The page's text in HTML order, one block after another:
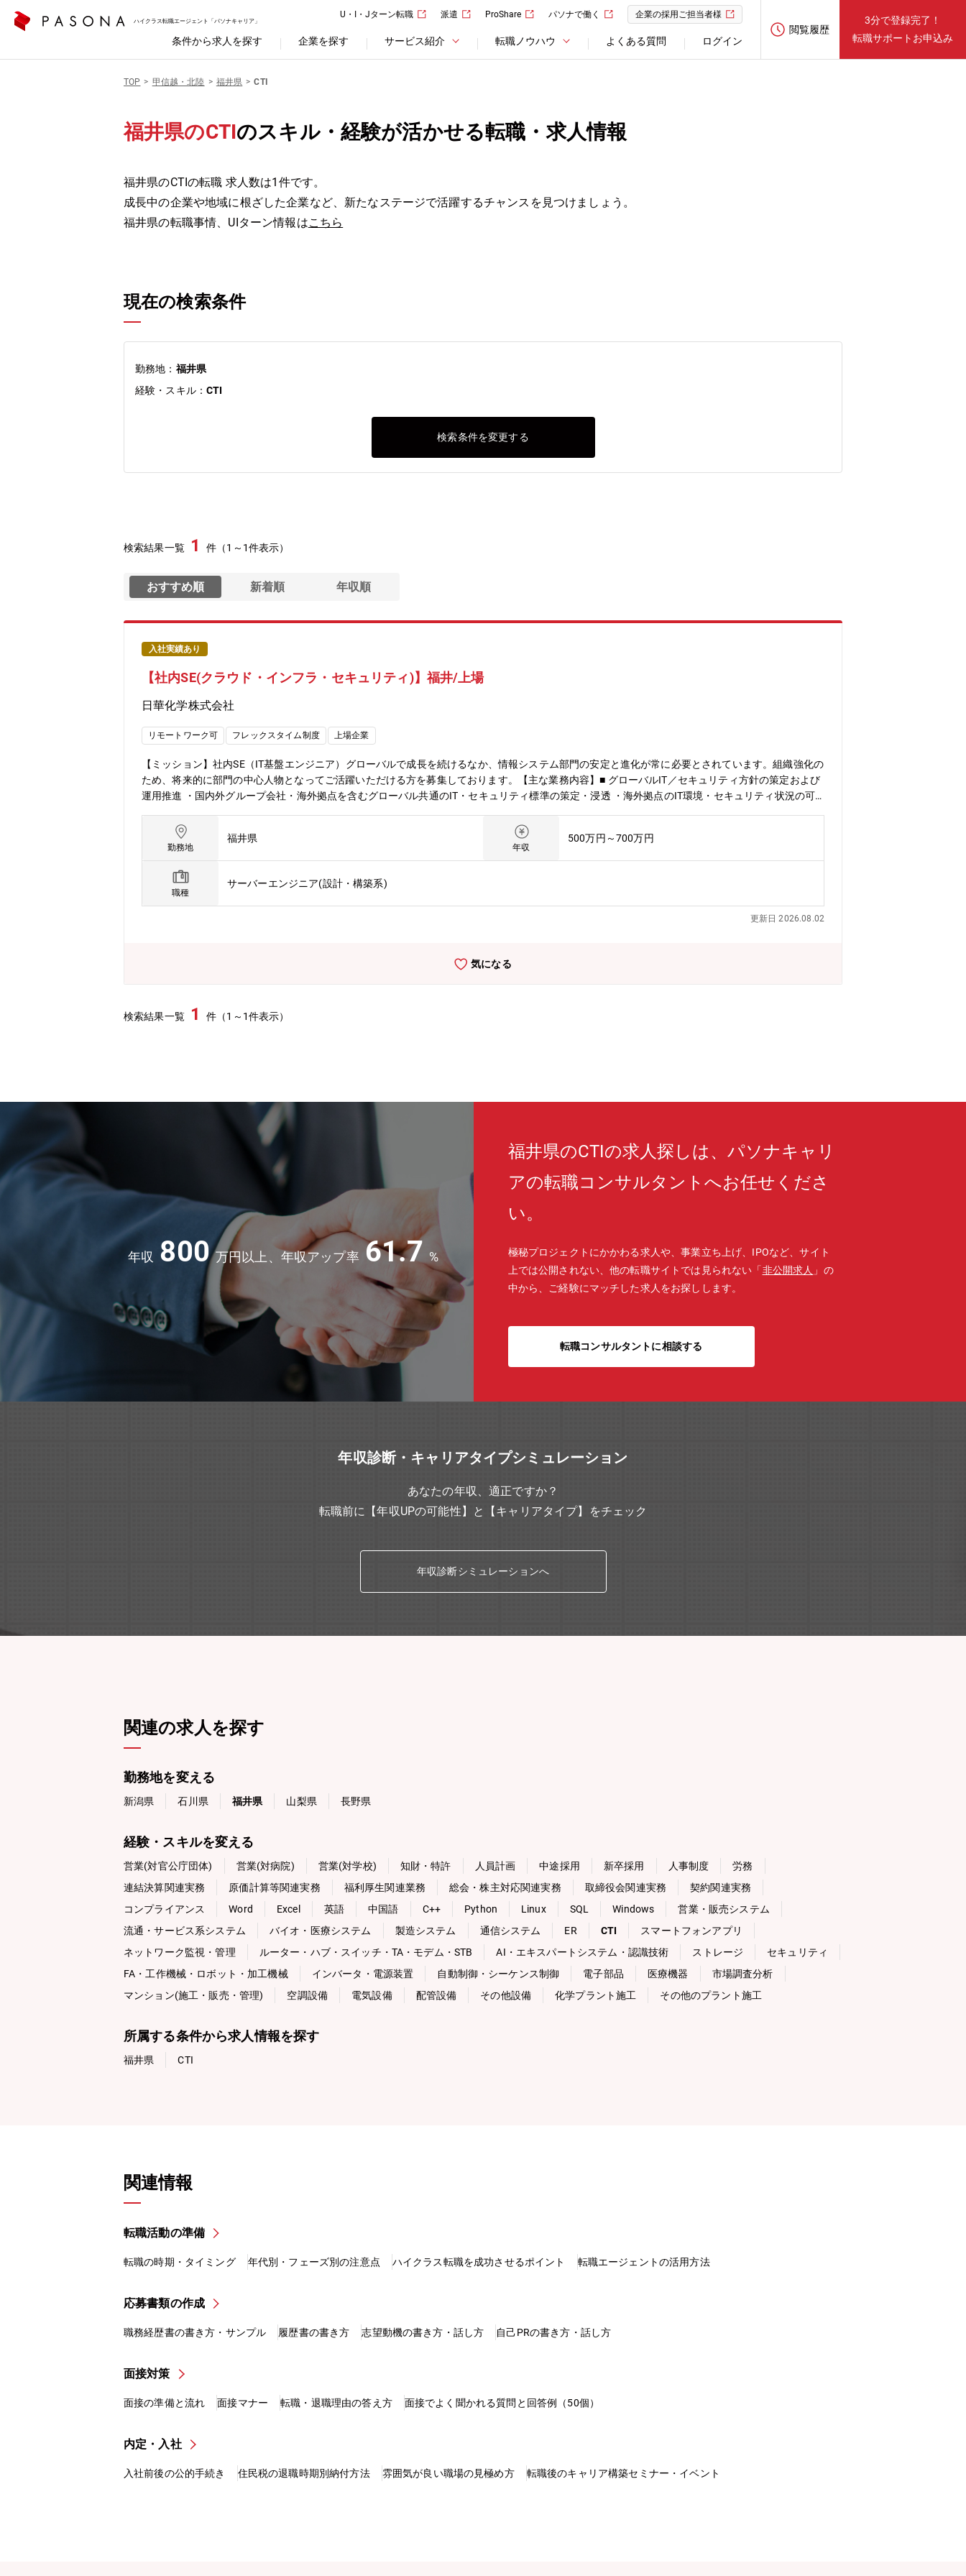
ハイクラス転職エージェント「パソナキャリア」
U・I・Jターン転職 派遣 ProShare パソナで働く 企業の採用ご担当者様
条件から求人を探す 企業を探す サービス紹介 転職ノウハウ よくある質問 ログイン
閲覧履歴
3分で登録完了！
転職サポートお申込み
TOP 甲信越・北陸 福井県 CTI
福井県のCTIのスキル・経験が活かせる転職・求人情報
福井県のCTIの転職 求人数は1件です。
成長中の企業や地域に根ざした企業など、新たなステージで活躍するチャンスを見つけましょう。
福井県の転職事情、UIターン情報はこちら
現在の検索条件
勤務地： 福井県
経験・スキル：CTI
検索条件を変更する
検索結果一覧 1 件（1～1件表示）
おすすめ順 新着順 年収順
入社実績あり
【社内SE(クラウド・インフラ・セキュリティ)】福井/上場
日華化学株式会社
リモートワーク可 フレックスタイム制度 上場企業
【ミッション】社内SE（IT基盤エンジニア）グローバルで成長を続けるなか、情報システム部門の安定と進化が常に必要とされています。組織強化の
ため、将来的に部門の中心人物となってご活躍いただける方を募集しております。【主な業務内容】■ グローバルIT／セキュリティ方針の策定および
運用推進 ・国内外グループ会社・海外拠点を含むグローバル共通のIT・セキュリティ標準の策定・浸透 ・海外拠点のIT環境・セキュリティ状況の可
者・国内外ベンダーとの折衝、グローバルプロジェクトの推進 ■ クラウド／インフラの設計・構築・運用 ・AWS／Azureを中心としたクラウドインフ
ラの設計・構築・運用 ・社内システム基盤（オンプレ／クラウドハイブリッド環境）の安定運用と最適化 ・ネットワークおよびID管理（Entra ID等）
の設計・運用 ・基幹システム・業務システムのインフラ移行・モダナイゼーション ■ 情報セキュリティ全般の企画・実装・運用 ・全社・グローバル
のセキュリティポリシー・ガイドラインの策定・運用 ・エンドポイント（EDR／XDR）、メール、ネットワーク等のセキュリティ製品の導入・運用
・ゼロトラストアーキテクチャの設計・推進 ・SIEM／SOCを活用したログ監視・脅威検知、CSIRTによるインシデント対応体制の構築・運用（グロ
ーバル拠点含む） ・脆弱性管理、ペネトレーションテスト、セキュリティ監査対応 ・ID／アクセス管理（IAM、特権ID管理、多要素認証）の運用高
度化 ・工場・OT／IoT環境のセキュリティ対策 ・サプライチェーンセキュリティ、委託先・関係会社のセキュリティ統制 ・従業員向けセキュリティ
本部 情報戦略部【企業・魅力について】★EHD集中戦略で未来を創造（化学品事業）同社は環境（Environment）、健康（Health）、デジタル（Dig
じ、革新的な製品とサービスの提供を目指しています。★ヘアケア分野で国内外に拡大する化粧品事業同社は化粧品事業は、ヘアケア剤を中心に成長
勤務地
福井県
年収
500万円～700万円
職種
サーバーエンジニア(設計・構築系)
更新日 2026.08.02
気になる
検索結果一覧 1 件（1～1件表示）
年収 800 万円以上、年収アップ率 61.7 %
福井県のCTIの求人探しは、パソナキャリ
アの転職コンサルタントへお任せくださ
い。
極秘プロジェクトにかかわる求人や、事業立ち上げ、IPOなど、サイト
上では公開されない、他の転職サイトでは見られない「非公開求人 」の
中から、ご経験にマッチした求人をお探しします。
転職コンサルタントに相談する
年収診断・キャリアタイプシミュレーション
あなたの年収、適正ですか？
転職前に【年収UPの可能性】と【キャリアタイプ】をチェック
年収診断シミュレーションへ
関連の求人を探す
勤務地を変える
新潟県 石川県 福井県 山梨県 長野県
経験・スキルを変える
営業(対官公庁団体) 営業(対病院) 営業(対学校) 知財・特許 人員計画 中途採用 新卒採用 人事制度
労務
連結決算関連実務
原価計算等関連実務 福利厚生関連業務 総会・株主対応関連実務 取締役会関連実務
契約関連実務
コンプライアンス
Word Excel 英語 中国語 C++ Python Linux SQL Windows
営業・販売システム
流通・サービス系システム
バイオ・医療システム 製造システム 通信システム ER CTI
スマートフォンアプリ
ネットワーク監視・管理
ルーター・ハブ・スイッチ・TA・モデム・STB AI・エキスパートシステム・認識技術 ストレージ
セキュリティ
FA・工作機械・ロボット・加工機械
インバータ・電源装置 自動制御・シーケンス制御 電子部品 医療機器
市場調査分析
マンション(施工・販売・管理)
空調設備 電気設備 配管設備 その他設備 化学プラント施工 その他のプラント施工
所属する条件から求人情報を探す
福井県 CTI
関連情報
転職活動の準備
転職の時期・タイミング 年代別・フェーズ別の注意点 ハイクラス転職を成功させるポイント 転職エージェントの活用方法
応募書類の作成
職務経歴書の書き方・サンプル 履歴書の書き方 志望動機の書き方・話し方 自己PRの書き方・話し方
面接対策
面接の準備と流れ 面接マナー 転職・退職理由の答え方 面接でよく聞かれる質問と回答例（50個）
内定・入社
入社前後の公的手続き 住民税の退職時期別納付方法 雰囲気が良い職場の見極め方 転職後のキャリア構築セミナー・イベント